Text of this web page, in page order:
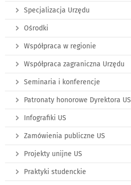
Specjalizacja Urzędu
Ośrodki
Współpraca w regionie
Współpraca zagraniczna Urzędu
Seminaria i konferencje
Patronaty honorowe Dyrektora US
Infografiki US
Zamówienia publiczne US
Projekty unijne US
Praktyki studenckie